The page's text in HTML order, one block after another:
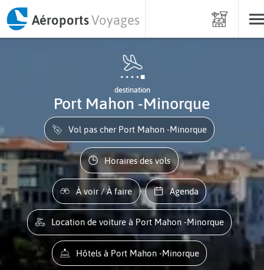
AéroportsVoyages
destination
Port Mahon -Minorque
Vol pas cher Port Mahon -Minorque
Horaires des vols
À voir / À faire Agenda
Location de voiture à Port Mahon -Minorque
Hôtels à Port Mahon -Minorque